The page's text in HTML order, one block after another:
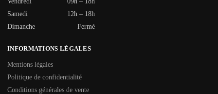
Samedi
12h – 18h
Dimanche
Fermé
INFORMATIONS LÉGALES
Mentions légales
Politique de confidentialité
Conditions générales de vente